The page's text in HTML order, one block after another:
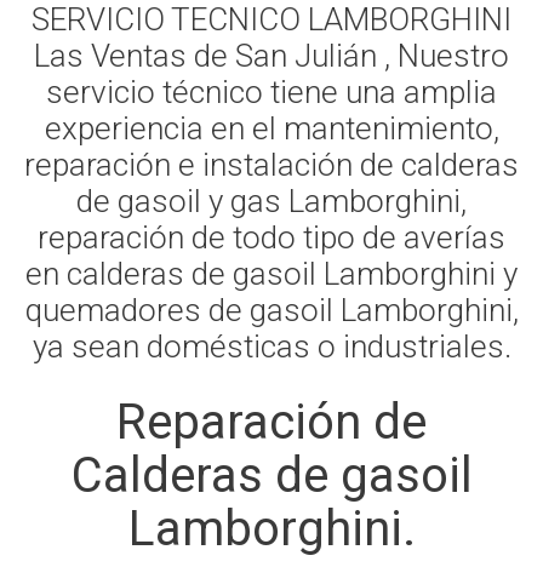
SERVICIO TECNICO LAMBORGHINI
Las Ventas de San Julián , Nuestro
servicio técnico tiene una amplia
experiencia en el mantenimiento,
reparación e instalación de calderas
de gasoil y gas Lamborghini,
reparación de todo tipo de averías
en calderas de gasoil Lamborghini y
quemadores de gasoil Lamborghini,
ya sean domésticas o industriales.
Reparación de
Calderas de gasoil
Lamborghini.